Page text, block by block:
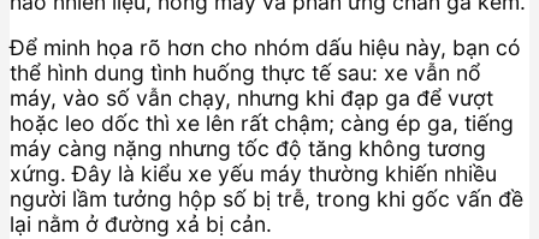
Để minh họa rõ hơn cho nhóm dấu hiệu này, bạn có
thể hình dung tình huống thực tế sau: xe vẫn nổ
máy, vào số vẫn chạy, nhưng khi đạp ga để vượt
hoặc leo dốc thì xe lên rất chậm; càng ép ga, tiếng
máy càng nặng nhưng tốc độ tăng không tương
xứng. Đây là kiểu xe yếu máy thường khiến nhiều
người lầm tưởng hộp số bị trễ, trong khi gốc vấn đề
lại nằm ở đường xả bị cản.